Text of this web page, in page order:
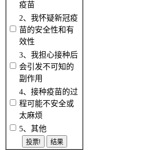
疫苗
2、我怀疑新冠疫
苗的安全性和有
效性
3、我担心接种后
会引发不可知的
副作用
4、接种疫苗的过
程可能不安全或
太麻烦
5、其他